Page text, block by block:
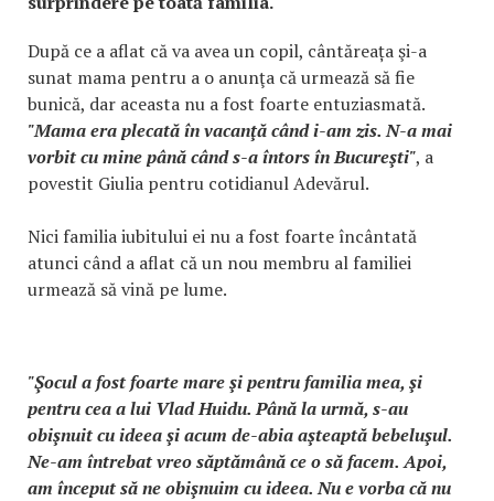
După ce a aflat că va avea un copil, cântăreața şi-a
sunat mama pentru a o anunţa că urmează să fie
bunică, dar aceasta nu a fost foarte entuziasmată.
"Mama era plecată în vacanţă când i-am zis. N-a mai
vorbit cu mine până când s-a întors în Bucureşti", a
povestit Giulia pentru cotidianul Adevărul.
Nici familia iubitului ei nu a fost foarte încântată
atunci când a aflat că un nou membru al familiei
urmează să vină pe lume.
"Şocul a fost foarte mare şi pentru familia mea, şi
pentru cea a lui Vlad Huidu. Până la urmă, s-au
obişnuit cu ideea şi acum de-abia aşteaptă bebeluşul.
Ne-am întrebat vreo săptămână ce o să facem. Apoi,
am început să ne obişnuim cu ideea. Nu e vorba că nu